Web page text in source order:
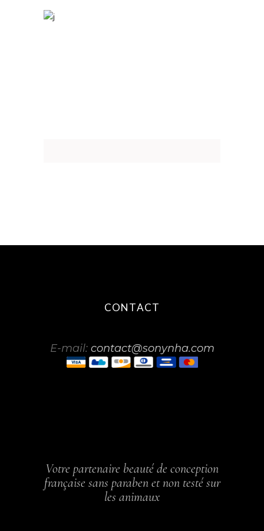
CONTACT
E-mail: contact@sonynha.com
Votre partenaire beauté de conception
française sans paraben et non testé sur
les animaux